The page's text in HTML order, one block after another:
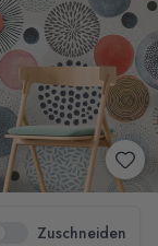
Zuschneiden